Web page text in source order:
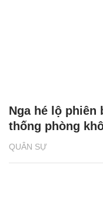
QUÂN SỰ
Nga hé lộ phiên
thống phòng